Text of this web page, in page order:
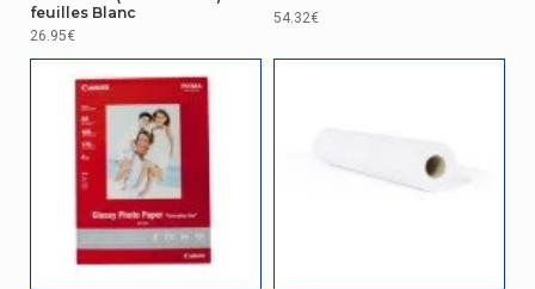
feuilles Blanc
26.95€
54.32€